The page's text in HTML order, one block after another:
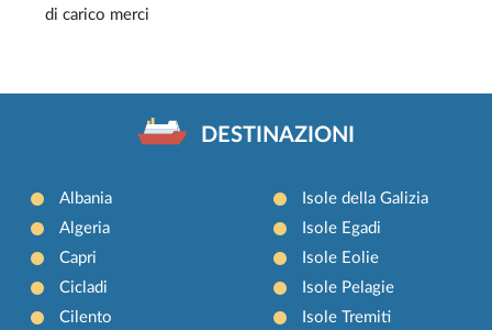
di carico merci
DESTINAZIONI
Albania
Algeria
Capri
Cicladi
Cilento
Isole della Galizia
Isole Egadi
Isole Eolie
Isole Pelagie
Isole Tremiti